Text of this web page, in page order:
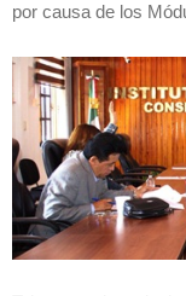
por causa de los